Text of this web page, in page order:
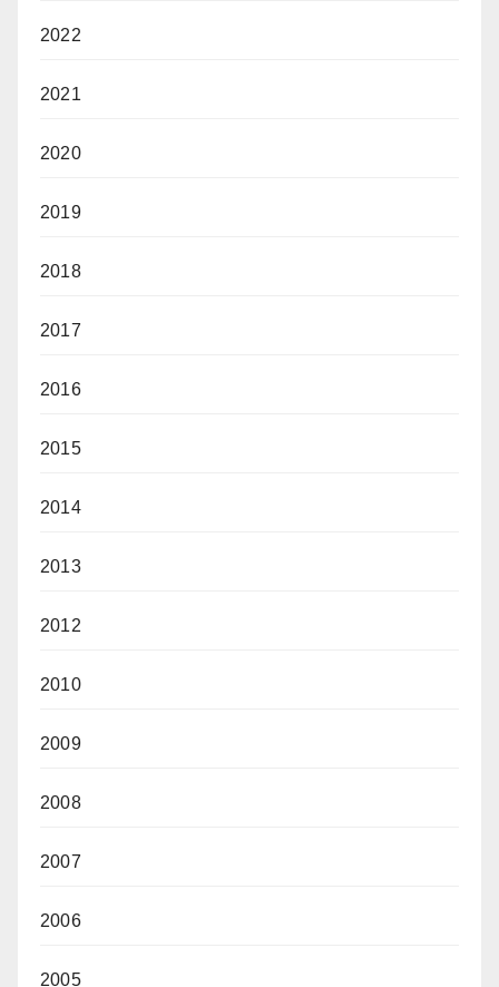
2022
2021
2020
2019
2018
2017
2016
2015
2014
2013
2012
2010
2009
2008
2007
2006
2005